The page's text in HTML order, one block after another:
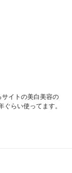
イトの美白美容の
らい使ってます。